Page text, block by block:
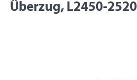
Überzug, L2450-2520